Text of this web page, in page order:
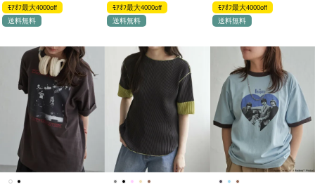
ﾓｱｵﾌ最大4000off
送料無料
ﾓｱｵﾌ最大4000off
送料無料
ﾓｱｵﾌ最大4000off
送料無料